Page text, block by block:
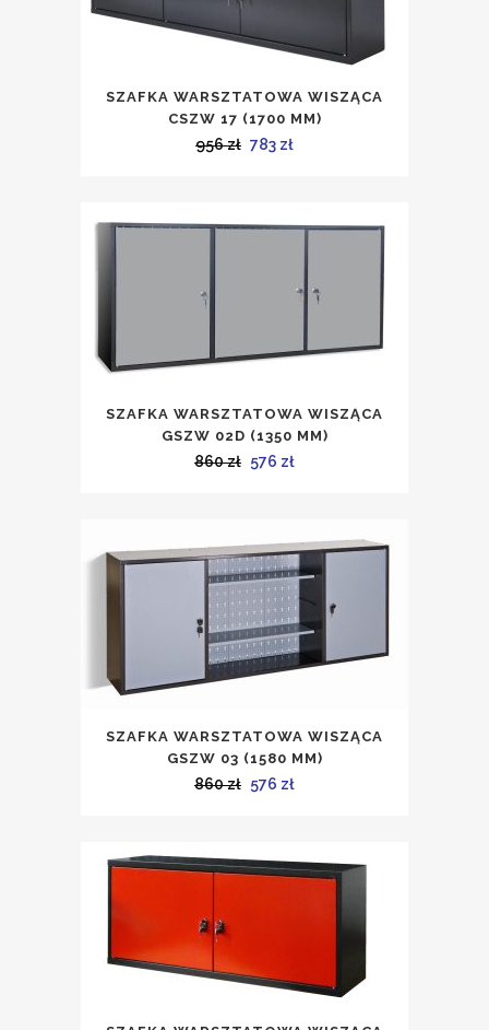
SZAFKA WARSZTATOWA WISZĄCA
CSZW 17 (1700 MM)
956zł Pierwotna
956 zł.
783 złAktualna
783 zł.
SZAFKA WARSZTATOWA WISZĄCA
GSZW 02D (1350 MM)
860zł Pierwotna
860 zł.
576 złAktualna
576 zł.
SZAFKA WARSZTATOWA WISZĄCA
GSZW 03 (1580 MM)
860zł Pierwotna
860 zł.
576 złAktualna
576 zł.